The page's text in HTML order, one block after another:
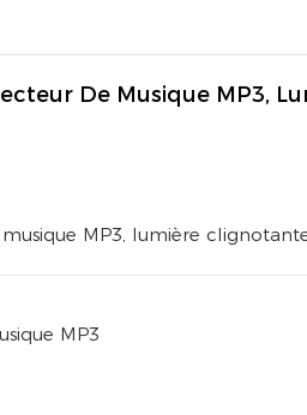
De Musique MP3,
MP3, lumière
MP3